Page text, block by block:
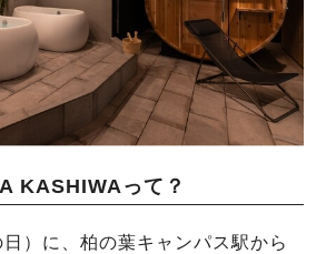
KASHIWAって？
）に、柏の葉キャンパス駅から